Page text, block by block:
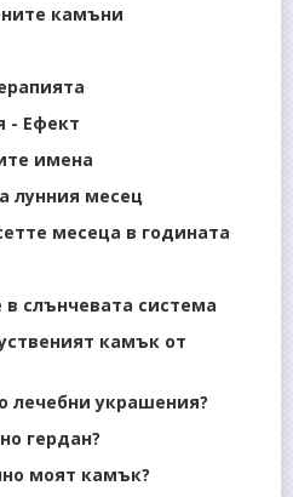
камъни
- Ефект
имена
лунния месец
месеца в годината
слънчевата система
камък от
лечебни украшения?
гердан?
моят камък?